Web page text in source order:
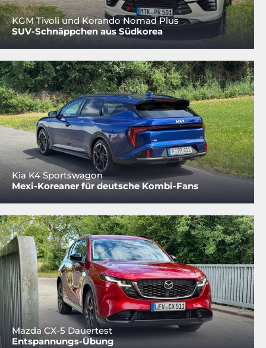
KGM Tivoli und Korando Nomad Plus
SUV-Schnäppchen aus Südkorea
Kia K4 Sportswagon
Mexi-Koreaner für deutsche Kombi-Fans
Mazda CX-5 Dauertest
Entspannungs-Übung